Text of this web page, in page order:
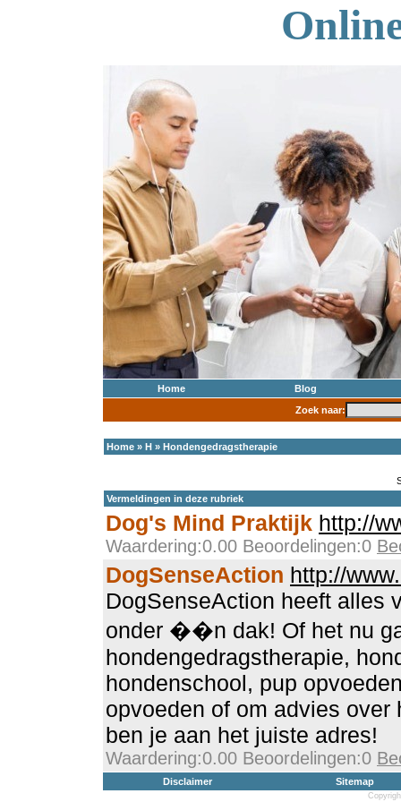
Home
Blog
Zoek naar:
Home » H » Hondengedragstherapie
Vermeldingen in deze rubriek
Dog's Mind Praktijk http://
Waardering:0.00 Beoordelingen:0
DogSenseAction http://
DogSenseAction heeft alles
onder ��n dak! Of het nu
hondengedragstherapie,
hondenschool, pup
opvoeden of om advies over
ben je aan het juiste adres!
Waardering:0.00 Beoordelingen:0
Disclaimer Sitemap